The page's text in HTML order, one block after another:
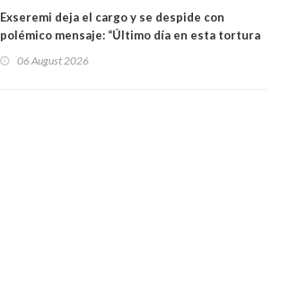
Exseremi deja el cargo y se despide con
polémico mensaje: “Último día en esta tortura
06 August 2026